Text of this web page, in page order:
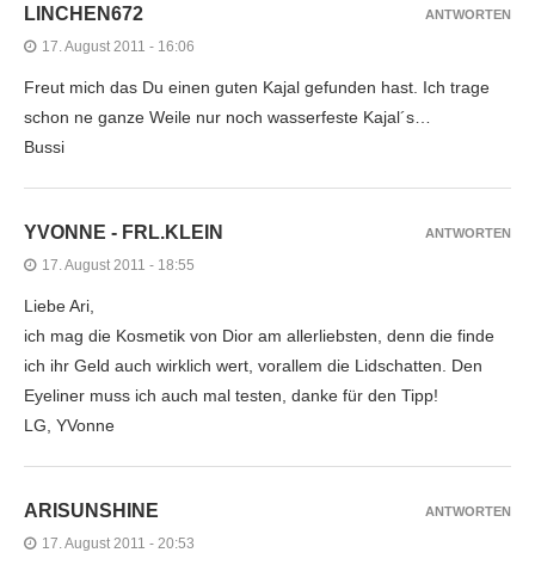
LINCHEN672
17. August 2011 - 16:06
Freut mich das Du einen guten Kajal gefunden hast. Ich trage
schon ne ganze Weile nur noch wasserfeste Kajal´s…
Bussi
ANTWORTEN
YVONNE - FRL.KLEIN
17. August 2011 - 18:55
Liebe Ari,
ich mag die Kosmetik von Dior am allerliebsten, denn die finde
ich ihr Geld auch wirklich wert, vorallem die Lidschatten. Den
Eyeliner muss ich auch mal testen, danke für den Tipp!
LG, YVonne
ANTWORTEN
ARISUNSHINE
17. August 2011 - 20:53
ANTWORTEN